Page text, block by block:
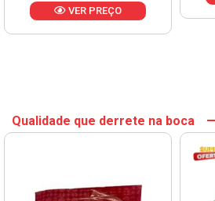
VER PREÇO
Qualidade que derrete na boca